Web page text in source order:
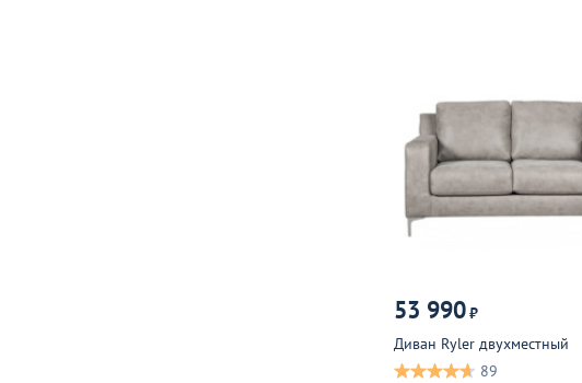
53 990₽
Диван Ryler двухместный
89